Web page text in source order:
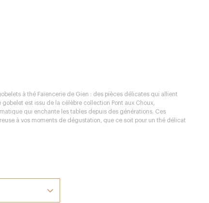
à thé Faïencerie de Gien : des pièces délicates qui allient
est issu de la célèbre collection Pont aux Choux,
qui enchante les tables depuis des générations. Ces
à vos moments de dégustation, que ce soit pour un thé délicat